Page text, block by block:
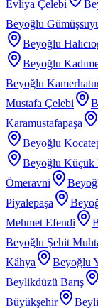
Evliya Çelebi
Beyoğlu
Beyoğlu
Beyoğlu
Beyoğlu
Mustafa Çelebi
Karamustafapaşa
Beyoğlu
Beyoğlu Küçük
Ömeravni
Piyalepaşa
Mehmet Efendi
Beyoğlu Şehit
Kâhya
Beyoğlu
Beylikdüzü Barış
Büyükşehir